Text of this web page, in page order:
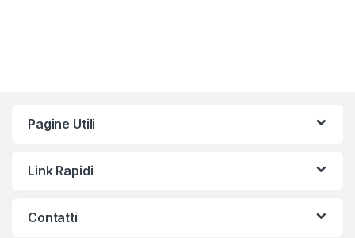
Pagine Utili
Link Rapidi
Contatti